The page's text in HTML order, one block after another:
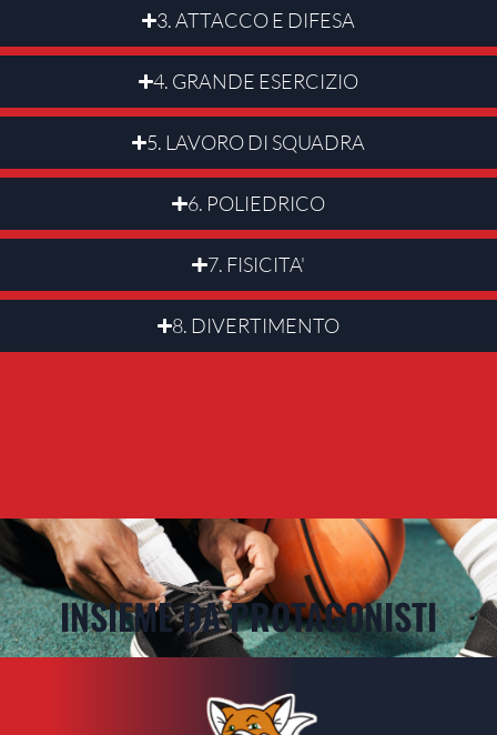
3. ATTACCO E DIFESA
4. GRANDE ESERCIZIO
5. LAVORO DI SQUADRA
6. POLIEDRICO
7. FISICITA'
8. DIVERTIMENTO
INSIEME DA PROTAGONISTI